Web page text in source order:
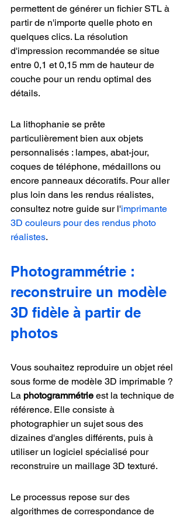
permettent de générer un fichier STL à
partir de n'importe quelle photo en
quelques clics. La résolution
d'impression recommandée se situe
entre 0,1 et 0,15 mm de hauteur de
couche pour un rendu optimal des
détails.
La lithophanie se prête
particulièrement bien aux objets
personnalisés : lampes, abat-jour,
coques de téléphone, médaillons ou
encore panneaux décoratifs. Pour aller
plus loin dans les rendus réalistes,
consultez notre guide sur l'imprimante
3D couleurs pour des rendus photo
réalistes.
Photogrammétrie :
reconstruire un modèle
3D fidèle à partir de
photos
Vous souhaitez reproduire un objet réel
sous forme de modèle 3D imprimable ?
La photogrammétrie est la technique de
référence. Elle consiste à
photographier un sujet sous des
dizaines d'angles différents, puis à
utiliser un logiciel spécialisé pour
reconstruire un maillage 3D texturé.
Le processus repose sur des
algorithmes de correspondance de